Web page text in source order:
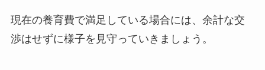
現在の養育費で満足している場合には、余計な交
渉はせずに様子を見守っていきましょう。